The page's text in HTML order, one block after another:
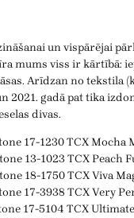
un vispārējai
mums viss ir kārtībā:
Arīdzan no tekstila
2021. gadā pat tika
divas.
17-1230 TCX Mocha
13-1023 TCX Peach
18-1750 TCX Viva
17-3938 TCX Very
17-5104 TCX